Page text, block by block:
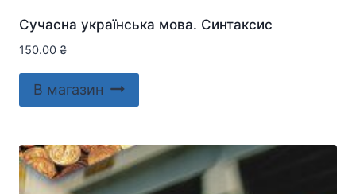
Сучасна українська мова. Синтаксис
150.00 ₴
В магазин